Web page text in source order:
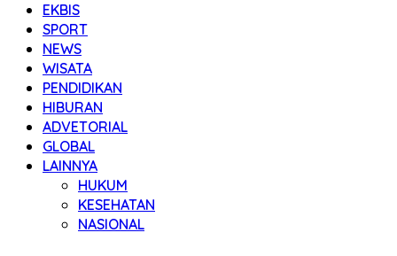
EKBIS
SPORT
NEWS
WISATA
PENDIDIKAN
HIBURAN
ADVETORIAL
GLOBAL
LAINNYA
HUKUM
KESEHATAN
NASIONAL